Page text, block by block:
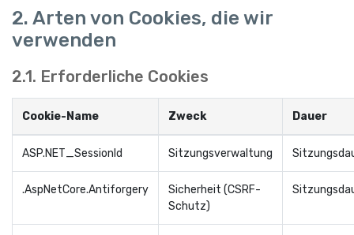
2. Arten von Cookies, die wir
verwenden
2.1. Erforderliche Cookies
Cookie-Name Zweck Dauer
ASP.NET_SessionId Sitzungsverwaltung
.AspNetCore.Antiforgery
Sicherheit (CSRF-
Schutz)